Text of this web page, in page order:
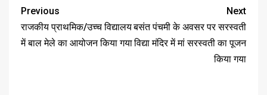
Previous
राजकीय प्राथमिक/उच्च विद्यालय
में बाल मेले का आयोजन किया गया
Next
बसंत पंचमी के अवसर पर सरस्वती
विद्या मंदिर में मां सरस्वती का पूजन
किया गया